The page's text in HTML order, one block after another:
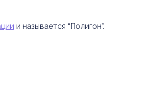
и называется “Полигон”.